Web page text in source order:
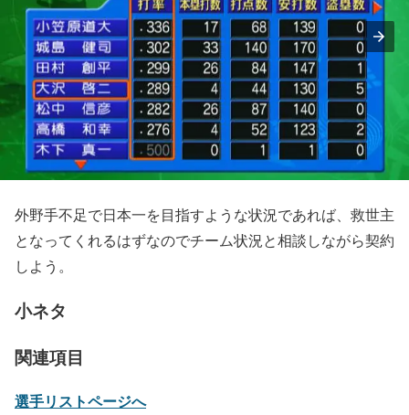
外野手不足で日本一を目指すような状況であれば、救世主
となってくれるはずなのでチーム状況と相談しながら契約
しよう。
小ネタ
関連項目
選手リストページへ